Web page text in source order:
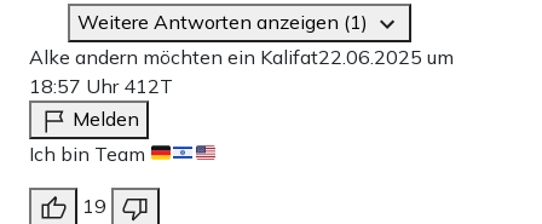
Weitere Antworten anzeigen (1)
Alke andern möchten ein Kalifat22.06.2025 um
18:57 Uhr 412T
Melden
Ich bin Team
19